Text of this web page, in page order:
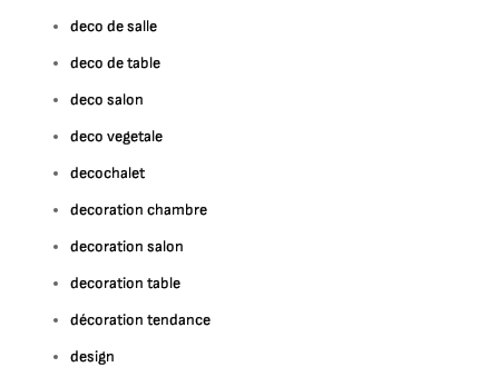
deco de salle
deco de table
deco salon
deco vegetale
decochalet
decoration chambre
decoration salon
decoration table
décoration tendance
design